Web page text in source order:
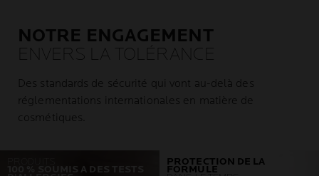
NOTRE ENGAGEMENT
ENVERS LA TOLÉRANCE
Des standards de sécurité qui vont au-delà des
réglementations internationales en matière de
cosmétiques.
100 % SOUMIS A DES TESTS
PROTECTION DE LA
FORMULE